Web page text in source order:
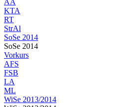
AA
KTA
RT
StrAl
SoSe 2014
SoSe 2014
Vorkurs
AFS
FSB
LA
ML
WiSe 2013/2014